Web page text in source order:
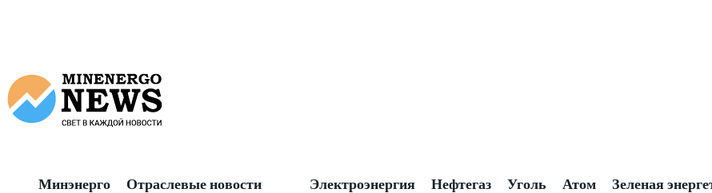
Минэнерго Отраслевые новости Электроэнергия Нефтегаз Уголь Атом Зеленая